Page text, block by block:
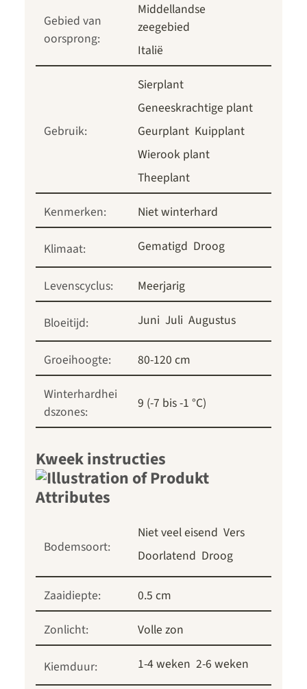
Gebied van
oorsprong:
Middellandse
zeegebied
Italië
Gebruik:
Sierplant
Geneeskrachtige plant
Geurplant Kuipplant
Wierook plant
Theeplant
Kenmerken:
Niet winterhard
Klimaat: Gematigd Droog
Levenscyclus: Meerjarig
Bloeitijd: Juni Juli Augustus
Groeihoogte:
80-120 cm
Winterhardhei
dszones:
9 (-7 bis -1 °C)
Kweek instructies
Bodemsoort:
Niet veel eisend Vers
Doorlatend Droog
Zaaidiepte:
0.5 cm
Zonlicht:
Volle zon
Kiemduur: 1-4 weken 2-6 weken